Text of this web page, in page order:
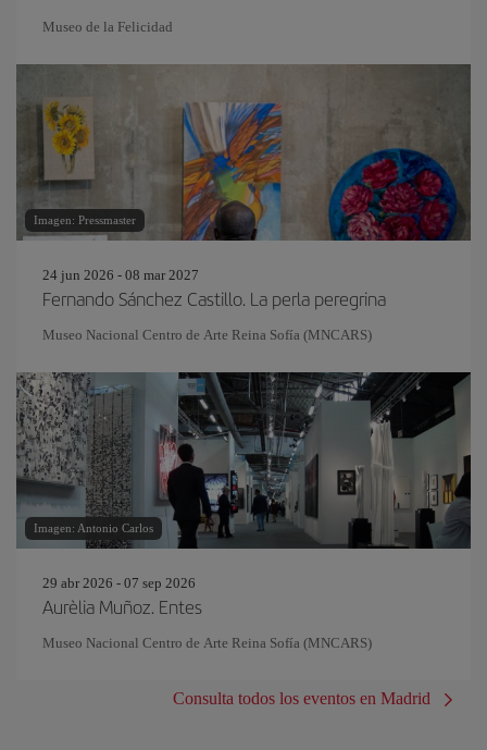
Museo de la Felicidad
Imagen: Pressmaster
24 jun 2026 - 08 mar 2027
Fernando Sánchez Castillo. La perla peregrina
Museo Nacional Centro de Arte Reina Sofía (MNCARS)
Imagen: Antonio Carlos
29 abr 2026 - 07 sep 2026
Aurèlia Muñoz. Entes
Museo Nacional Centro de Arte Reina Sofía (MNCARS)
Consulta todos los eventos en Madrid